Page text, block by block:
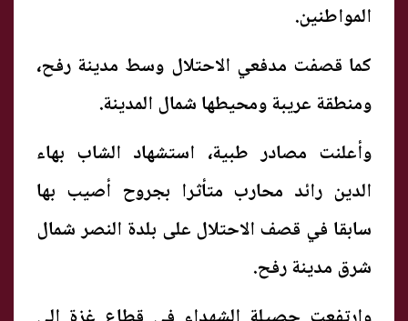
المواطنين.
كما قصفت مدفعي الاحتلال وسط مدينة رفح،
ومنطقة عريبة ومحيطها شمال المدينة.
وأعلنت مصادر طبية، استشهاد الشاب بهاء
الدين رائد محارب متأثرا بجروح أصيب بها
سابقا في قصف الاحتلال على بلدة النصر شمال
شرق مدينة رفح.